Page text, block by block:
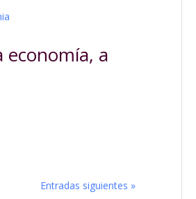
economía, a
Entradas siguientes »